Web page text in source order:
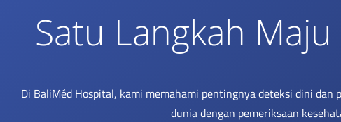
Satu Langkah
Di BaliMéd Hospital, kami memahami pentingnya deteksi dini
dunia dengan pemeriksaan